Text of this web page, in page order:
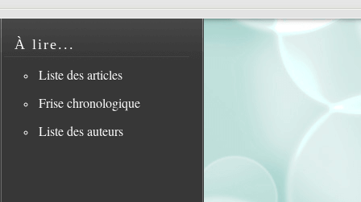
À lire...
Liste des articles
Frise chronologique
Liste des auteurs